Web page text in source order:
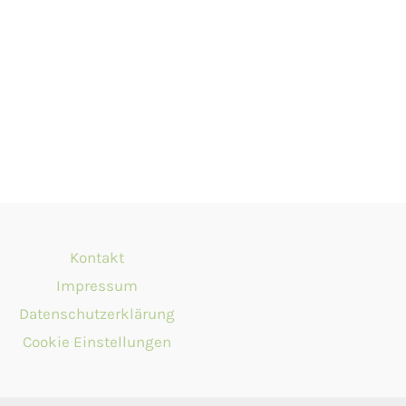
Kontakt
Impressum
Datenschutzerklärung
Cookie Einstellungen